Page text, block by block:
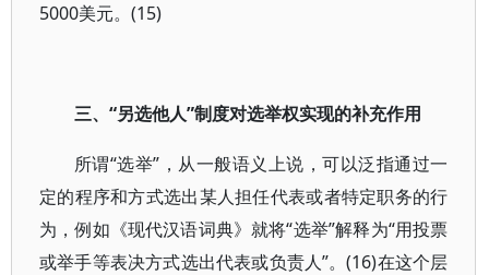
5000美元。(15)
三、“另选他人”制度对选举权实现的补充作用
所谓“选举”，从一般语义上说，可以泛指通过一
定的程序和方式选出某人担任代表或者特定职务的行
为，例如《现代汉语词典》就将“选举”解释为“用投票
或举手等表决方式选出代表或负责人”。(16)在这个层